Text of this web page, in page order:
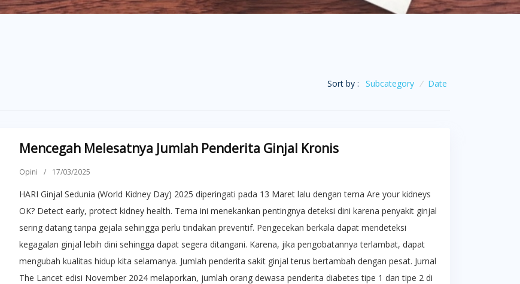
Sort by : Subcategory / Date
Mencegah Melesatnya Jumlah Penderita Ginjal Kronis
Opini / 17/03/2025
HARI Ginjal Sedunia (World Kidney Day) 2025 diperingati pada 13 Maret lalu dengan tema Are your kidneys
OK? Detect early, protect kidney health. Tema ini menekankan pentingnya deteksi dini karena penyakit ginjal
sering datang tanpa gejala sehingga perlu tindakan preventif. Pengecekan berkala dapat mendeteksi
kegagalan ginjal lebih dini sehingga dapat segera ditangani. Karena, jika pengobatannya terlambat, dapat
mengubah kualitas hidup kita selamanya. Jumlah penderita sakit ginjal terus bertambah dengan pesat. Jurnal
The Lancet edisi November 2024 melaporkan, jumlah orang dewasa penderita diabetes tipe 1 dan tipe 2 di